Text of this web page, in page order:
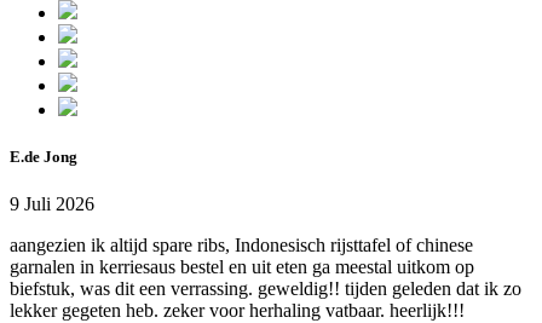
E.de Jong
9 Juli 2026
aangezien ik altijd spare ribs, Indonesisch rijsttafel of chinese
garnalen in kerriesaus bestel en uit eten ga meestal uitkom op
biefstuk, was dit een verrassing. geweldig!! tijden geleden dat ik zo
lekker gegeten heb. zeker voor herhaling vatbaar. heerlijk!!!